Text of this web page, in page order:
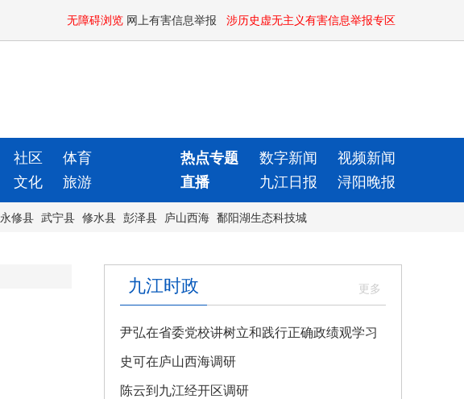
无障碍浏览 网上有害信息举报 涉历史虚无主义有害信息举报专区
社区 体育 热点专题 数字新闻
视频新闻
文化 旅游 直播 九江日报 浔阳晚报
永修县 武宁县 修水县 彭泽县 庐山西海 鄱阳湖生态科技城
九江时政
尹弘在省委党校讲树立和践行正确政绩观学习
教育专题党课
史可在庐山西海调研
陈云到九江经开区调研